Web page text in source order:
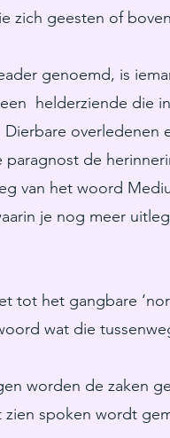
zich geesten of
genoemd, is
helderziende die
Dierbare
de
van het woord
je nog meer
tot het gangbare
wat die
worden de zaken
zien spoken wordt